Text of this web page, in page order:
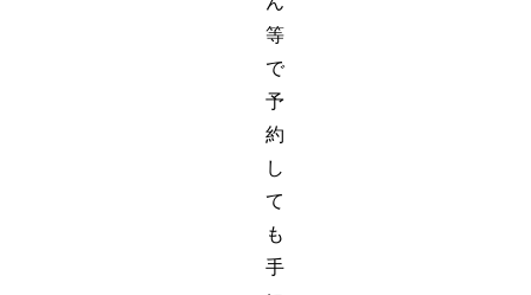
等
で
予
約
し
て
も
手